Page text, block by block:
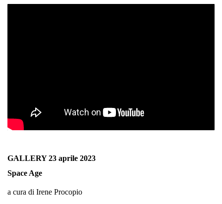
GALLERY23 aprile 2023
Space Age
a cura di Irene Procopio